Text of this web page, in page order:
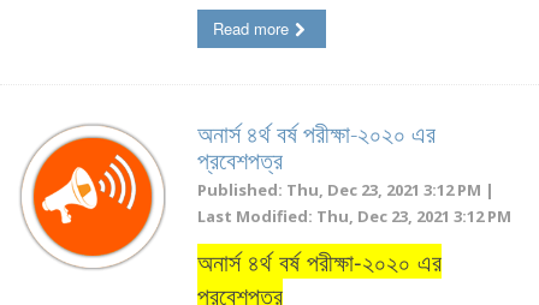
Read more
অনার্স ৪র্থ বর্ষ পরীক্ষা-২০২০ এর
প্রবেশপত্র
Published: Thu, Dec 23, 2021 3:12 PM |
Last Modified: Thu, Dec 23, 2021 3:12 PM
অনার্স ৪র্থ বর্ষ পরীক্ষা-২০২০ এর
প্রবেশপত্র